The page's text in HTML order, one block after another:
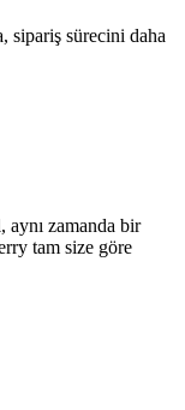
sipariş sürecini daha
aynı zamanda bir
tam size göre